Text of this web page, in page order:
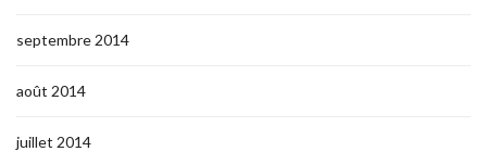
septembre 2014
août 2014
juillet 2014